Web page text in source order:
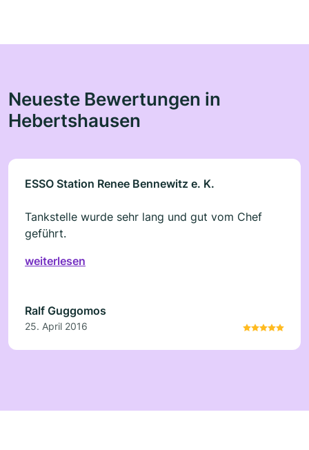
Neueste Bewertungen in
Hebertshausen
ESSO Station Renee Bennewitz e. K.
Tankstelle wurde sehr lang und gut vom Chef
geführt.
weiterlesen
Ralf Guggomos
25. April 2016